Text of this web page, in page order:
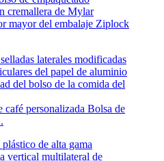
mayor del embalaje Ziplock
café personalizada Bolsa de